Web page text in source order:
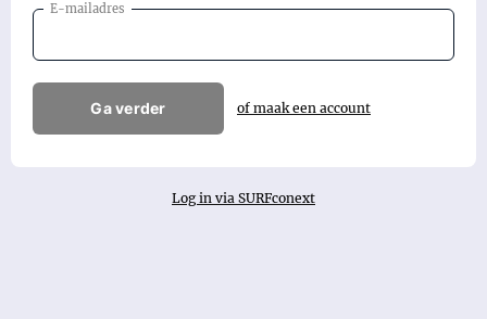
E-mailadres
Ga verder of maak een account
Log in via SURFconext